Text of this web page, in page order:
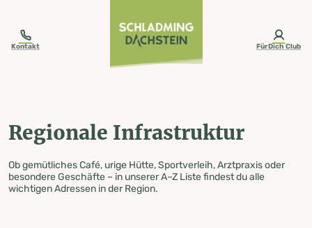
Kontakt FürDich Club
Regionale Infrastruktur
Ob gemütliches Café, urige Hütte, Sportverleih, Arztpraxis oder
besondere Geschäfte – in unserer A–Z Liste findest du alle
wichtigen Adressen in der Region.